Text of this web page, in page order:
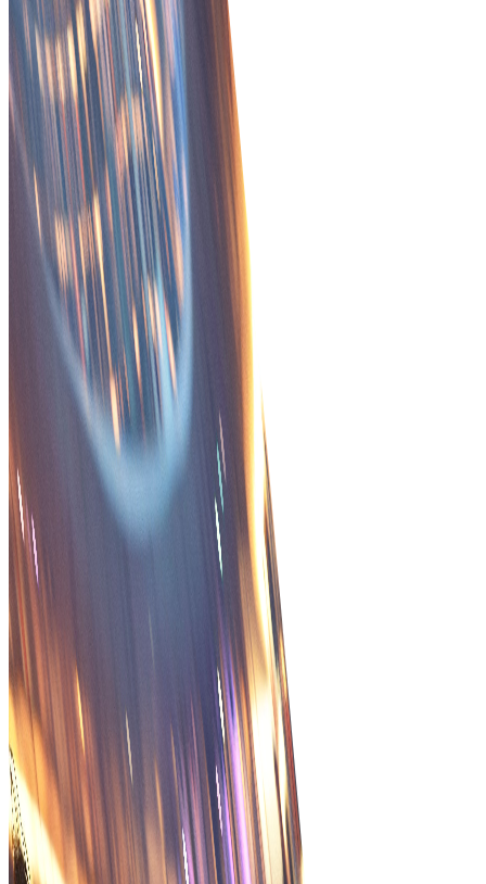
Ασφαλής διαχείριση συναλλαγών
Βελτιώστε την ασφάλεια και την αποτελεσματικότητα
των παραγγελιών με λειτουργίες παρακολούθησης σε
πραγματικό χρόνο και πρόληψης της απάτης.
Ξεκινήστε
Η Tradeics προσφέρει
πραγματικά
επιχειρηματικά
αποτελέσματα, όχι μόνο
λειτουργίες!
Επισκεφθείτε το MarketPlace
Εξορθολογισμένες διαδικασίες
Απλοποιήστε τη διαχείριση παραγγελιών με
αυτοματοποιημένες ροές εργασίας που μειώνουν τις
χειροκίνητες εργασίες και ενισχύουν την